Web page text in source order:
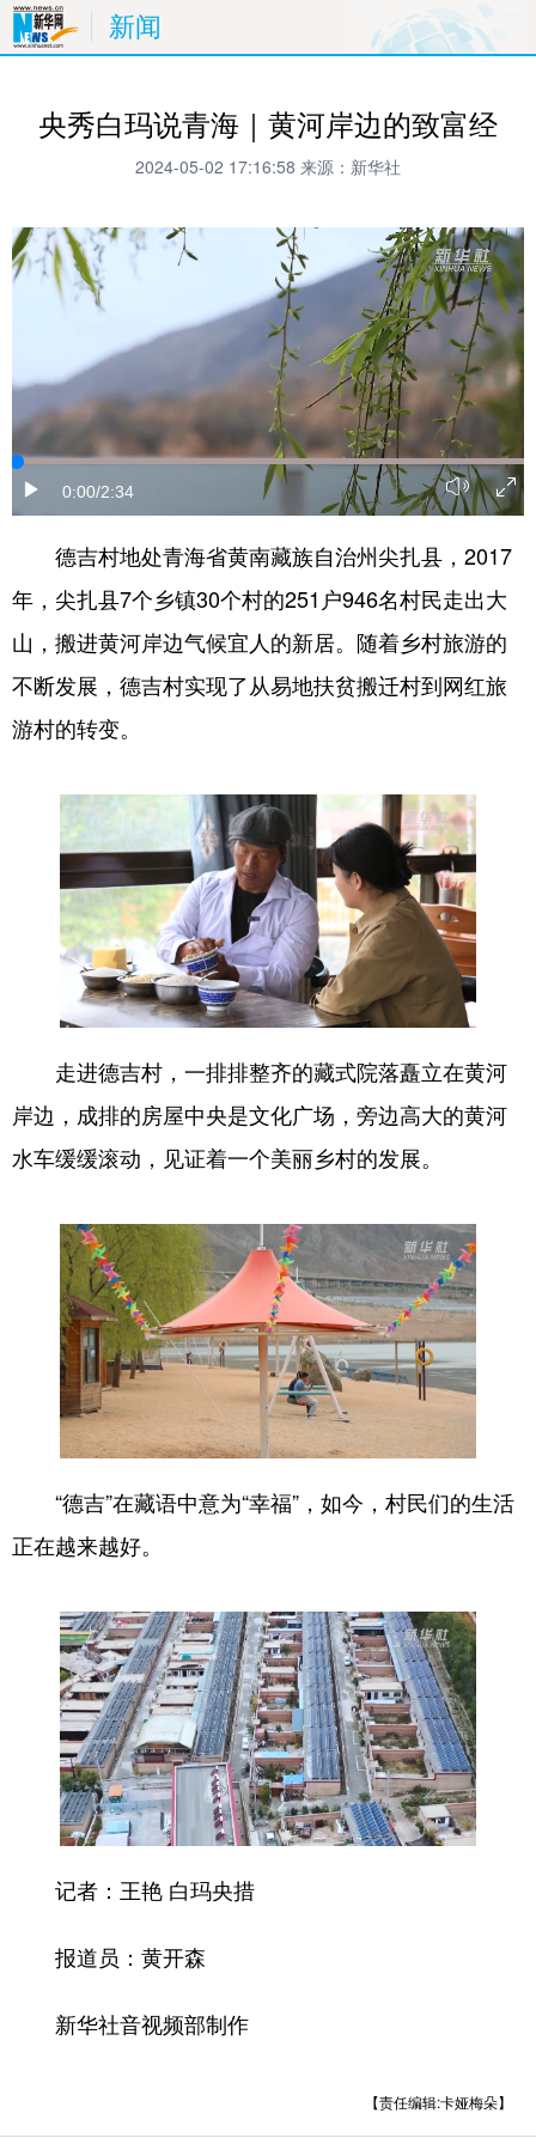
新闻
央秀白玛说青海｜黄河岸边的致富经
2024-05-02 17:16:58 来源：新华社
0:00/2:34
德吉村地处青海省黄南藏族自治州尖扎县，2017
年，尖扎县7个乡镇30个村的251户946名村民走出大
山，搬进黄河岸边气候宜人的新居。随着乡村旅游的
不断发展，德吉村实现了从易地扶贫搬迁村到网红旅
游村的转变。
走进德吉村，一排排整齐的藏式院落矗立在黄河
岸边，成排的房屋中央是文化广场，旁边高大的黄河
水车缓缓滚动，见证着一个美丽乡村的发展。
“德吉”在藏语中意为“幸福”，如今，村民们的生活
正在越来越好。
记者：王艳 白玛央措
报道员：黄开森
新华社音视频部制作
【责任编辑:卡娅梅朵】